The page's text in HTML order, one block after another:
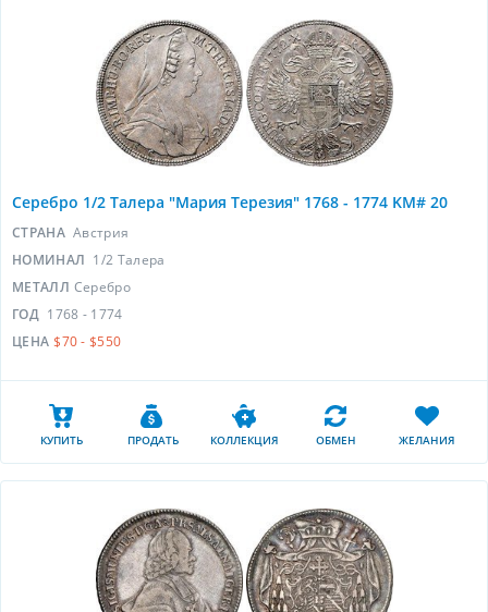
Серебро 1/2 Талера "Мария Терезия" 1768 - 1774 KM# 20
СТРАНА Австрия
НОМИНАЛ 1/2 Талера
МЕТАЛЛ Серебро
ГОД 1768 - 1774
ЦЕНА $70 - $550
КУПИТЬ ПРОДАТЬ КОЛЛЕКЦИЯ ОБМЕН ЖЕЛАНИЯ